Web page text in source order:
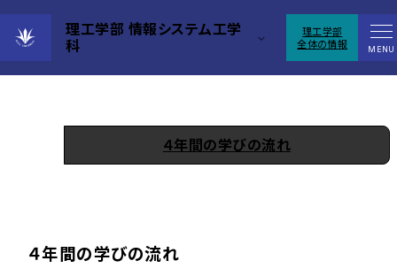
理工学部 情報システム工学
科
理工学部
全体の情報
MENU
カリキュラム
４年間の学びの流れ
４年間の学びの流れ